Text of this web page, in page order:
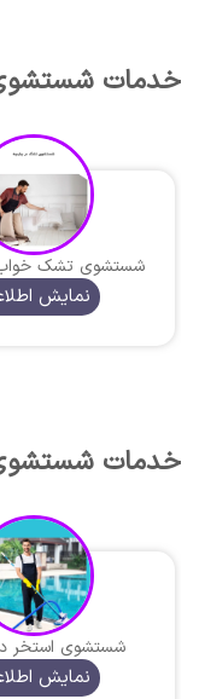
خدمات
شستشوی تشک
نمایش
خدمات
شستشوی استخر
نمایش